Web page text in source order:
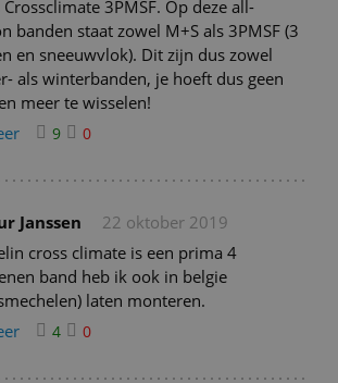
3PMSF. Op deze all-
banden staat zowel M+S als 3PMSF (3
en sneeuwvlok). Dit zijn dus zowel
als winterbanden, je hoeft dus geen
meer te wisselen!
9 0
Janssen
22 oktober 2019
cross climate is een prima 4
band heb ik ook in belgie
laten monteren.
4 0